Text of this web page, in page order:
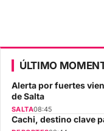
ÚLTIMO
Alerta por fuertes
de Salta
SALTA08:45
Cachi, destino clave